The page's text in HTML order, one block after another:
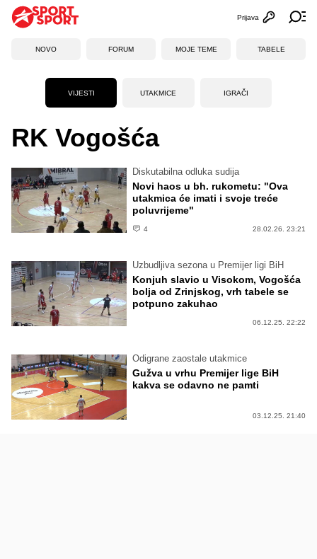
Otvori
Prijava
NOVO FORUM MOJE TEME TABELE
VIJESTI UTAKMICE IGRAČI
RK Vogošća
Diskutabilna odluka sudija
Novi haos u bh. rukometu: "Ova
utakmica će imati i svoje treće
poluvrijeme"
4 28.02.26. 23:21
Uzbudljiva sezona u Premijer ligi BiH
Konjuh slavio u Visokom, Vogošća
bolja od Zrinjskog, vrh tabele se
potpuno zakuhao
06.12.25. 22:22
Odigrane zaostale utakmice
Gužva u vrhu Premijer lige BiH
kakva se odavno ne pamti
03.12.25. 21:40